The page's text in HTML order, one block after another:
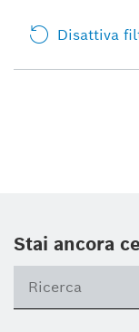
Disattiva
Stai ancora